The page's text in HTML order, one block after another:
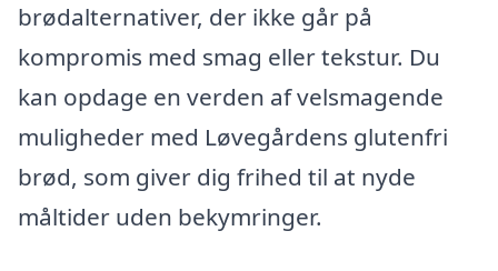
brødalternativer, der ikke går på
kompromis med smag eller tekstur. Du
kan opdage en verden af velsmagende
muligheder med Løvegårdens glutenfri
brød, som giver dig frihed til at nyde
måltider uden bekymringer.